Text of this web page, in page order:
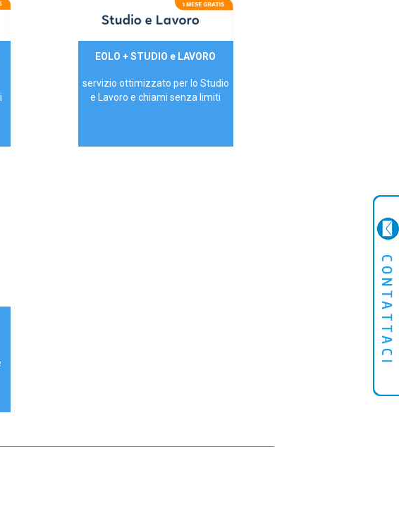
29,90€/mese
EOLO + STUDIO e LAVORO
servizio ottimizzato per lo Studio
e Lavoro e chiami senza limiti